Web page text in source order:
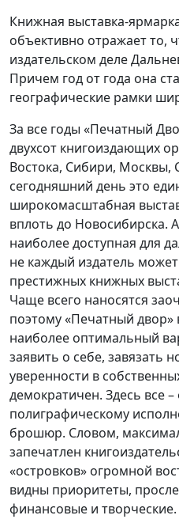
Книжная выставка-
объективно отражает то,
издательском деле
Причем год от года она
географические рамки
За все годы «Печатный
двухсот книгоиздающих
Востока, Сибири, Москвы,
сегодняшний день это
широкомасштабная
вплоть до Новосибирска.
наиболее доступная для
не каждый издатель
престижных книжных
Чаще всего наносятся
поэтому «Печатный двор»
наиболее оптимальный
заявить о себе, завязать
уверенности в
демократичен. Здесь все
полиграфическому
брошюр. Словом,
запечатлен
«островков» огромной
видны приоритеты,
финансовые и творческие.